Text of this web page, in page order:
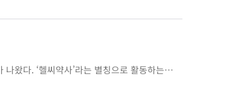
왔다. ‘헬씨약사’라는 별칭으로 활동하는…